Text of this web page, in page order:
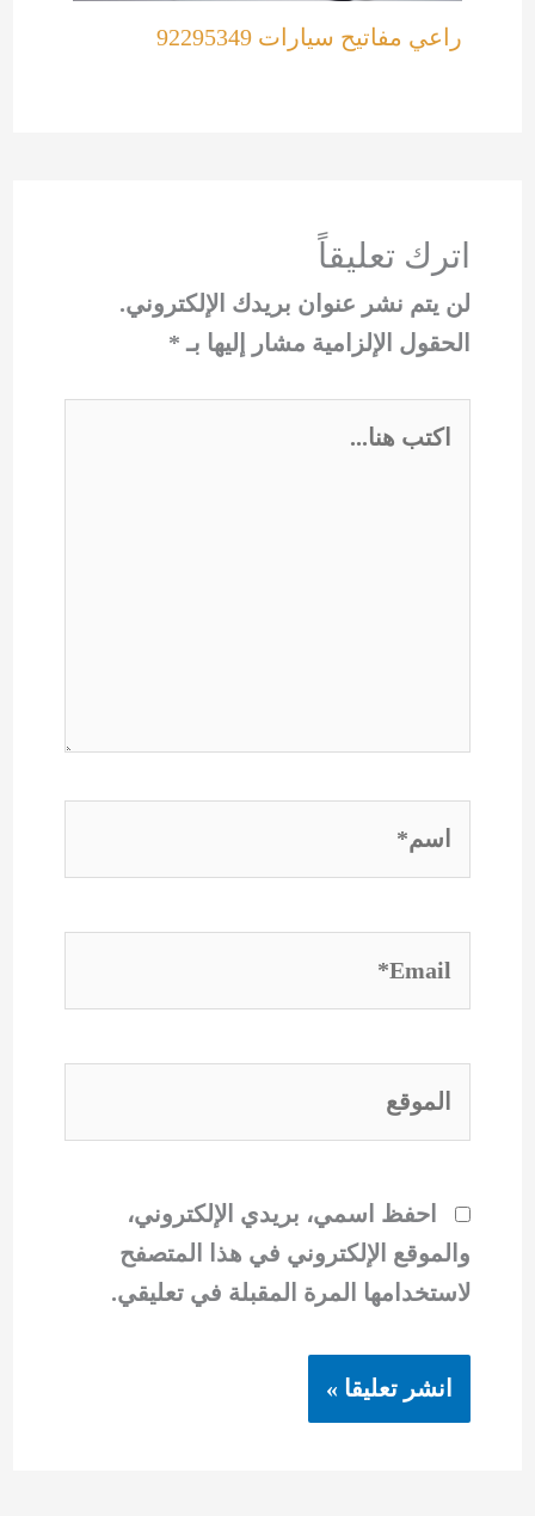
راعي مفاتيح سيارات 92295349
اترك تعليقاً
لن يتم نشر عنوان بريدك الإلكتروني.
الحقول الإلزامية مشار إليها بـ *
احفظ اسمي، بريدي الإلكتروني،
والموقع الإلكتروني في هذا المتصفح
لاستخدامها المرة المقبلة في تعليقي.